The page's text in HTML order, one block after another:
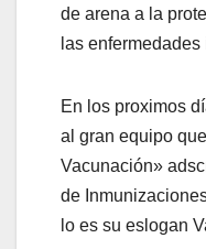
de arena a la
las
En los proximos
al gran equipo
Vacunación»
de
lo es su eslogan